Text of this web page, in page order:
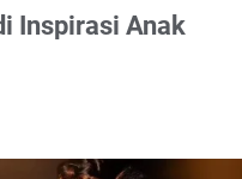
Inspirasi Anak